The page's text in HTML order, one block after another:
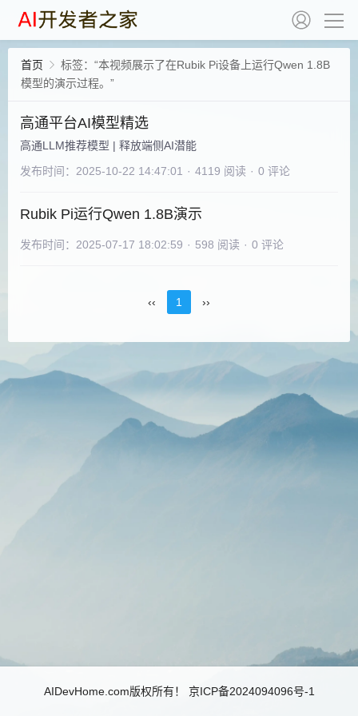
首页
标签：“本视频展示了在Rubik Pi设备上运行Qwen 1.8B
模型的演示过程。”
高通平台AI模型精选
高通LLM推荐模型 | 释放端侧AI潜能
发布时间：2025-10-22 14:47:01 · 4119 阅读 · 0 评论
Rubik Pi运行Qwen 1.8B演示
发布时间：2025-07-17 18:02:59 · 598 阅读 · 0 评论
‹‹ 1 ››
AIDevHome.com版权所有！ 京ICP备2024094096号-1